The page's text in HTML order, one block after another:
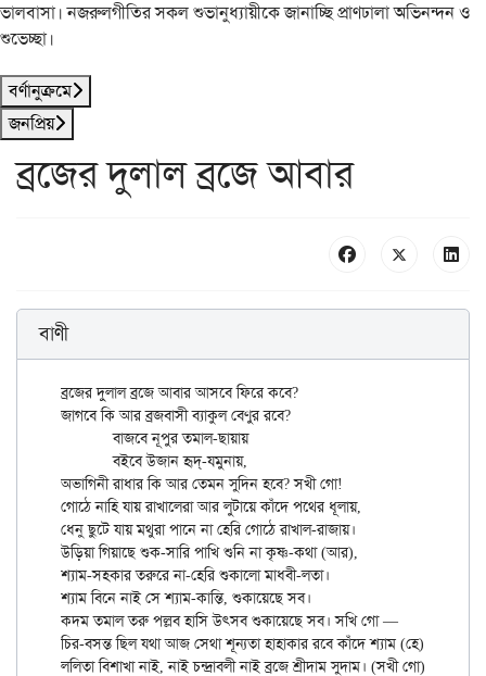
ভালবাসা। নজরুলগীতির সকল শুভানুধ্যায়ীকে জানাচ্ছি প্রাণঢালা অভিনন্দন ও
শুভেচ্ছা।
বর্ণানুক্রমে
জনপ্রিয়
ব্রজের দুলাল ব্রজে আবার
বাণী
ব্রজের দুলাল ব্রজে আবার আসবে ফিরে কবে?
জাগবে কি আর ব্রজবাসী ব্যাকুল বেণুর রবে?
	বাজবে নূপুর তমাল-ছায়ায়
	বইবে উজান হৃদ্‌-যমুনায়,
অভাগিনী রাধার কি আর তেমন সুদিন হবে? সখী গো!
গোঠে নাহি যায় রাখালেরা আর লুটায়ে কাঁদে পথের ধূলায়,
ধেনু ছুটে যায় মথুরা পানে না হেরি গোঠে রাখাল-রাজায়।
উড়িয়া গিয়াছে শুক-সারি পাখি শুনি না কৃষ্ণ-কথা (আর),
শ্যাম-সহকার তরুরে না-হেরি শুকালো মাধবী-লতা।
শ্যাম বিনে নাই সে শ্যাম-কান্তি, শুকায়েছে সব।
কদম তমাল তরু পল্লব হাসি উৎসব শুকায়েছে সব। সখি গো —
চির-বসন্ত ছিল যথা আজ সেথা শূন্যতা হাহাকার রবে কাঁদে শ্যাম (হে)